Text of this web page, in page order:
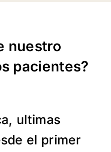
nuestro
pacientes?
ultimas
el primer